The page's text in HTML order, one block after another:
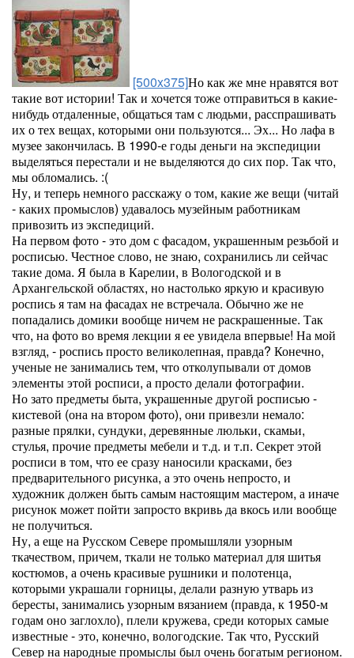
[500x375]Но как же мне нравятся вот
такие вот истории! Так и хочется тоже отправиться в какие-
нибудь отдаленные, общаться там с людьми, расспрашивать
их о тех вещах, которыми они пользуются... Эх... Но лафа в
музее закончилась. В 1990-е годы деньги на экспедиции
выделяться перестали и не выделяются до сих пор. Так что,
мы обломались. :(
Ну, и теперь немного расскажу о том, какие же вещи (читай
- каких промыслов) удавалось музейным работникам
привозить из экспедиций.
На первом фото - это дом с фасадом, украшенным резьбой и
росписью. Честное слово, не знаю, сохранились ли сейчас
такие дома. Я была в Карелии, в Вологодской и в
Архангельской областях, но настолько яркую и красивую
роспись я там на фасадах не встречала. Обычно же не
попадались домики вообще ничем не раскрашенные. Так
что, на фото во время лекции я ее увидела впервые! На мой
взгляд, - роспись просто великолепная, правда? Конечно,
ученые не занимались тем, что отколупывали от домов
элементы этой росписи, а просто делали фотографии.
Но зато предметы быта, украшенные другой росписью -
кистевой (она на втором фото), они привезли немало:
разные прялки, сундуки, деревянные люльки, скамьи,
стулья, прочие предметы мебели и т.д. и т.п. Секрет этой
росписи в том, что ее сразу наносили красками, без
предварительного рисунка, а это очень непросто, и
художник должен быть самым настоящим мастером, а иначе
рисунок может пойти запросто вкривь да вкось или вообще
не получиться.
Ну, а еще на Русском Севере промышляли узорным
ткачеством, причем, ткали не только материал для шитья
костюмов, а очень красивые рушники и полотенца,
которыми украшали горницы, делали разную утварь из
бересты, занимались узорным вязанием (правда, к 1950-м
годам оно заглохло), плели кружева, среди которых самые
известные - это, конечно, вологодские. Так что, Русский
Север на народные промыслы был очень богатым регионом.